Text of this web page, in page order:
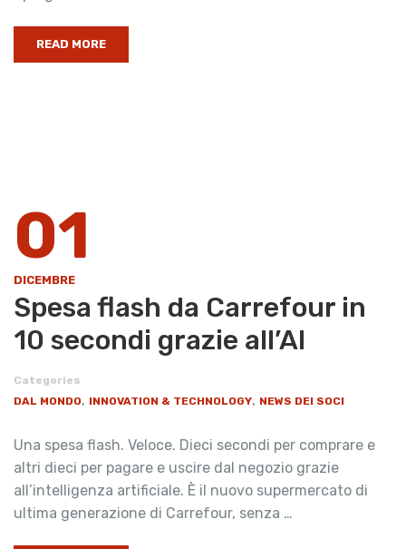
READ MORE
01
DICEMBRE
Spesa flash da Carrefour in
10 secondi grazie all’AI
Categories
DAL MONDO, INNOVATION & TECHNOLOGY, NEWS DEI SOCI
Una spesa flash. Veloce. Dieci secondi per comprare e
altri dieci per pagare e uscire dal negozio grazie
all’intelligenza artificiale. È il nuovo supermercato di
ultima generazione di Carrefour, senza …